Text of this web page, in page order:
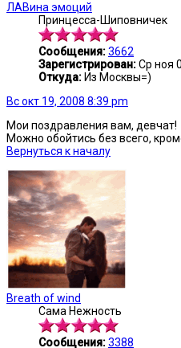
ЛАВина эмоций
Принцесса-Шиповничек
Сообщения:3662
Зарегистрирован:Ср ноя
Откуда: Из Москвы=)
Вс окт 19, 2008 8:39 pm
Мои поздравления вам, девчат!
Можно обойтись без всего,
Вернуться к началу
Breath of wind
Сама Нежность
Сообщения:3388